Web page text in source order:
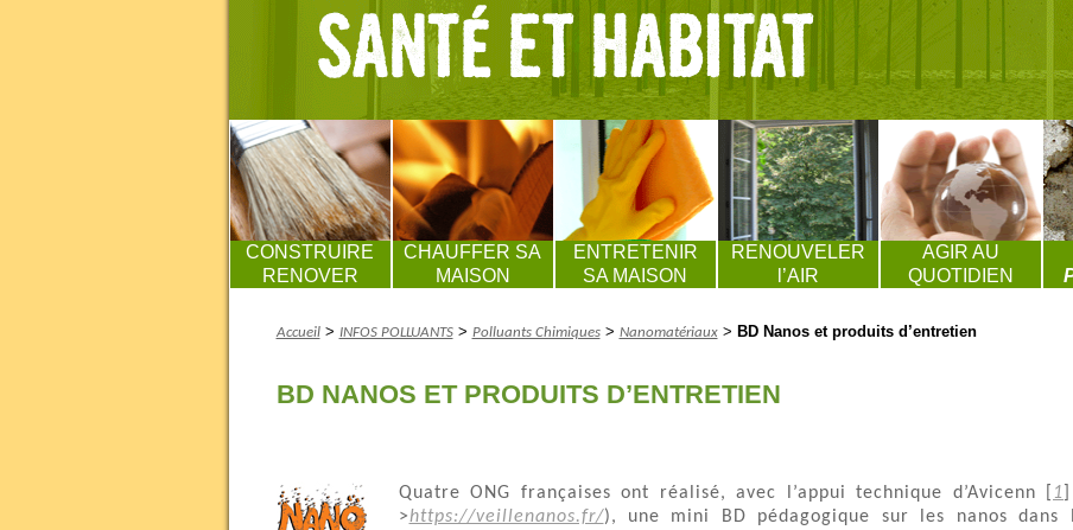
CONSTRUIRE
RENOVER
CHAUFFER SA
MAISON
ENTRETENIR
SA MAISON
RENOUVELER
l’AIR
AGIR AU
QUOTIDIEN
Accueil> INFOS POLLUANTS> Polluants Chimiques> Nanomatériaux> BD Nanos et produits d’entretien
BD NANOS ET PRODUITS D’ENTRETIEN
Quatre ONG françaises ont réalisé, avec l’appui technique d’Avicenn 1
>https://veillenanos.fr/), une mini BD pédagogique sur les nanos dans